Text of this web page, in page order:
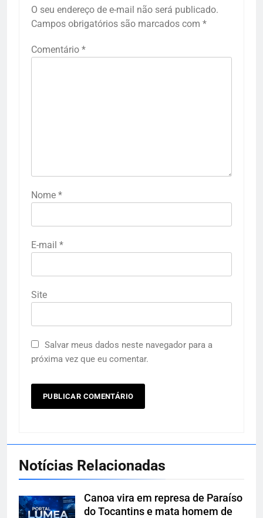
O seu endereço de e-mail não será publicado.
Campos obrigatórios são marcados com *
Comentário *
Nome *
E-mail *
Site
Salvar meus dados neste navegador para a
próxima vez que eu comentar.
Notícias Relacionadas
Canoa vira em represa de Paraíso
do Tocantins e mata homem de